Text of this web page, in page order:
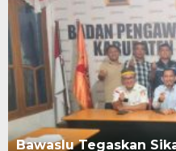
Bawaslu Tegaskan